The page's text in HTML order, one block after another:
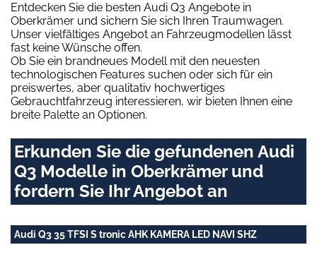
Entdecken Sie die besten Audi Q3 Angebote in
Oberkrämer und sichern Sie sich Ihren Traumwagen.
Unser vielfältiges Angebot an Fahrzeugmodellen lässt
fast keine Wünsche offen.
Ob Sie ein brandneues Modell mit den neuesten
technologischen Features suchen oder sich für ein
preiswertes, aber qualitativ hochwertiges
Gebrauchtfahrzeug interessieren, wir bieten Ihnen eine
breite Palette an Optionen.
Erkunden Sie die gefundenen Audi
Q3 Modelle in Oberkrämer und
fordern Sie Ihr Angebot an
Audi Q3 35 TFSI S tronic AHK KAMERA LED NAVI SHZ